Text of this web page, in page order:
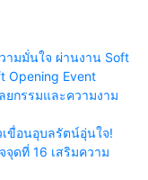
ามมั่นใจ ผ่านงาน Soft
Opening Event
กรรมและความงาม
เขื่อนอุบลรัตน์อุ่นใจ!
ดที่ 16 เสริมความ